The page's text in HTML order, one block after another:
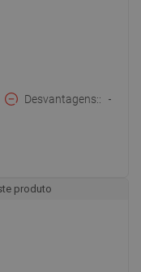
Desvantagens: -
produto